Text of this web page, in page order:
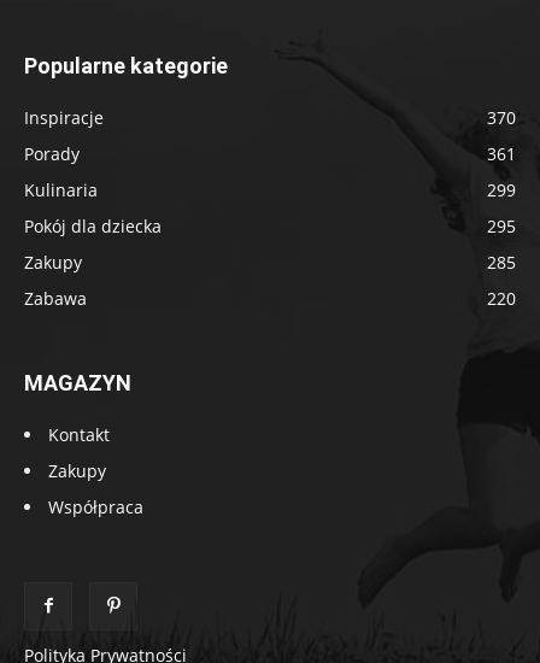
Popularne kategorie
Inspiracje
370
Porady
361
Kulinaria
299
Pokój dla dziecka
295
Zakupy
285
Zabawa
220
MAGAZYN
Kontakt
Zakupy
Współpraca
Polityka Prywatności